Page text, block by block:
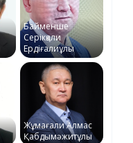
Байменше
Серікқали
Ердіғалиұлы
Жұмағали Алмас
Қабдымәжитұлы